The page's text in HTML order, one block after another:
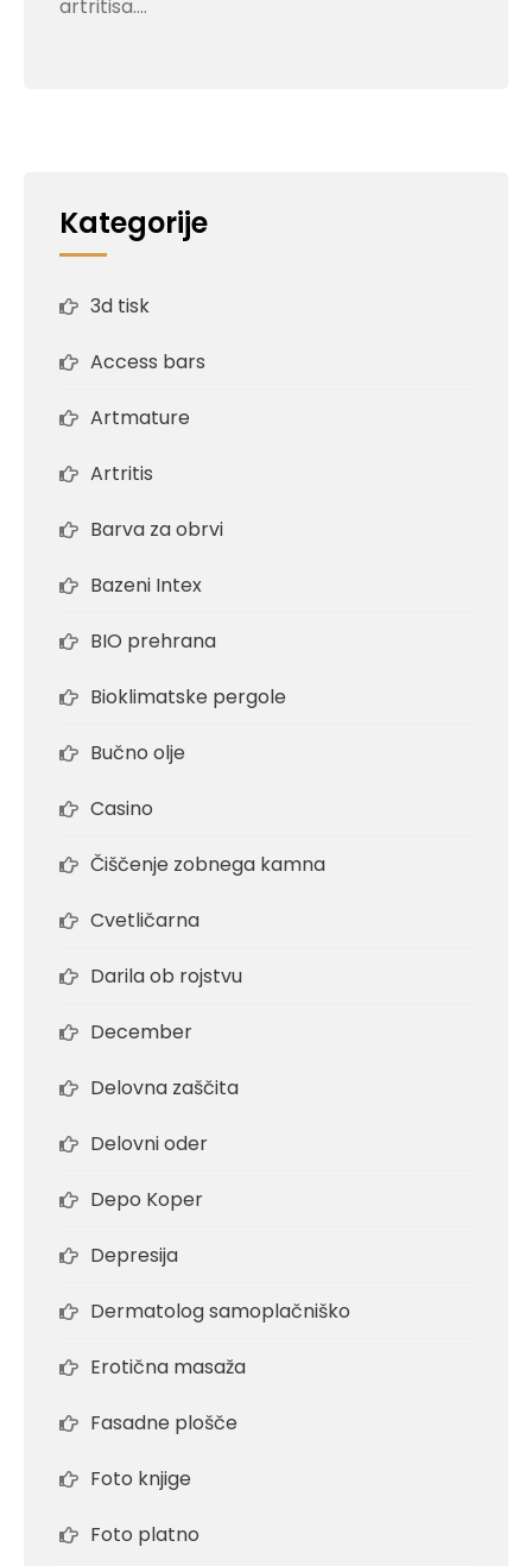
artritisa.…
Kategorije
3d tisk
Access bars
Artmature
Artritis
Barva za obrvi
Bazeni Intex
BIO prehrana
Bioklimatske pergole
Bučno olje
Casino
Čiščenje zobnega kamna
Cvetličarna
Darila ob rojstvu
December
Delovna zaščita
Delovni oder
Depo Koper
Depresija
Dermatolog samoplačniško
Erotična masaža
Fasadne plošče
Foto knjige
Foto platno